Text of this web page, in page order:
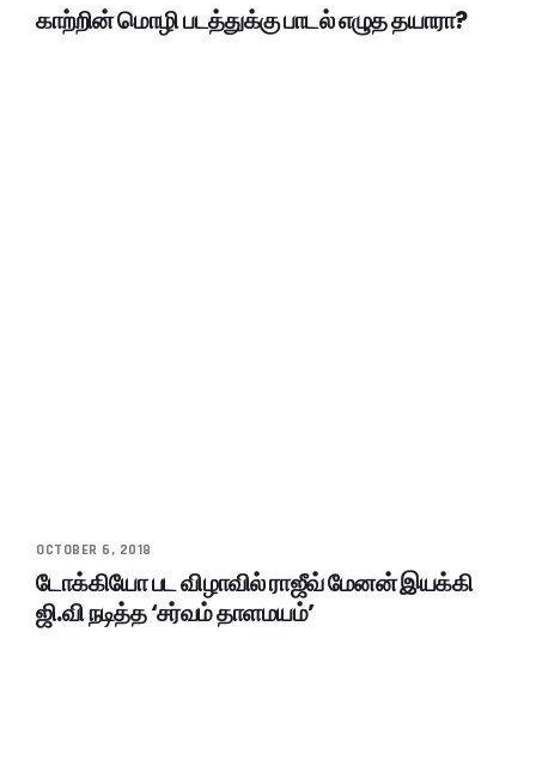
காற்றின் மொழி படத்துக்கு பாடல் எழுத தயாரா?
OCTOBER 6, 2018
டோக்கியோ பட விழாவில் ராஜீவ் மேனன் இயக்கி
ஜி.வி நடித்த ‘சர்வம் தாளமயம்’